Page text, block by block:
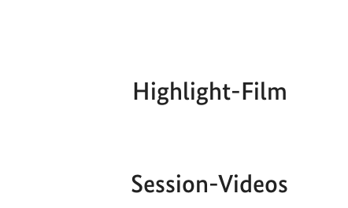
Highlight-Film
Aktueller
00:00|Gesamtlaufzeit
00:00
Session-Videos